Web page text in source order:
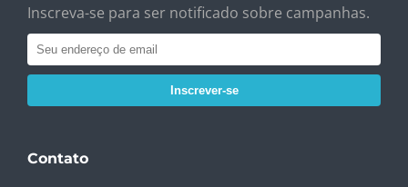
Inscreva-se para ser notificado sobre campanhas.
Inscrever-se
Contato